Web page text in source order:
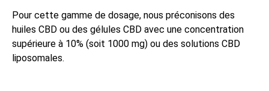
Pour cette gamme de dosage, nous préconisons des
huiles CBD ou des gélules CBD avec une concentration
supérieure à 10% (soit 1000 mg) ou des solutions CBD
liposomales.